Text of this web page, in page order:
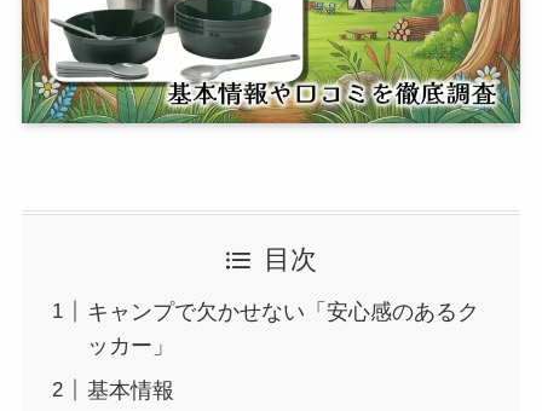
目次
キャンプで欠かせない「安心感のあるク
ッカー」
基本情報